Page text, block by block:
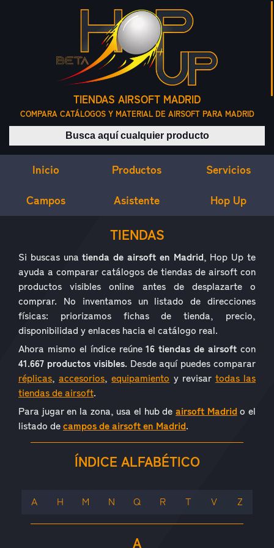
TIENDAS AIRSOFT MADRID
COMPARA CATÁLOGOS Y MATERIAL DE AIRSOFT PARA MADRID
Buscar productos
Inicio Productos Servicios
Campos Asistente Hop Up
TIENDAS
Si buscas unatienda de airsoft en Madrid, Hop Up te
ayuda a comparar catálogos de tiendas de airsoft con
productos visibles online antes de desplazarte o
comprar. No inventamos un listado de direcciones
físicas: priorizamos fichas de tienda, precio,
disponibilidad y enlaces hacia el catálogo real.
Ahora mismo el índice reúne16 tiendas de airsoft con
41.667 productos visibles. Desde aquí puedes comparar
réplicas,accesorios,equipamiento y revisar todas las
tiendas de airsoft.
Para jugar en la zona, usa el hub de airsoft Madrid o el
listado de campos de airsoft en Madrid.
ÍNDICE ALFABÉTICO
A H M N Q R T V Z
A